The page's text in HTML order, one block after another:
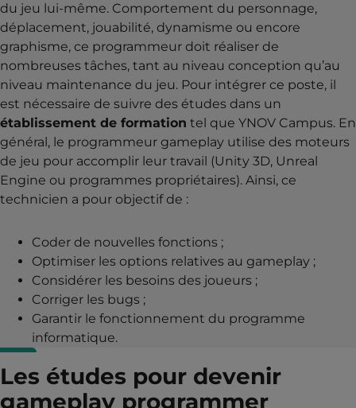
du jeu lui-même. Comportement du personnage,
déplacement, jouabilité, dynamisme ou encore
graphisme, ce programmeur doit réaliser de
nombreuses tâches, tant au niveau conception qu’au
niveau maintenance du jeu. Pour intégrer ce poste, il
est nécessaire de suivre des études dans un
établissement de formation tel que YNOV Campus. En
général, le programmeur gameplay utilise des moteurs
de jeu pour accomplir leur travail (Unity 3D, Unreal
Engine ou programmes propriétaires). Ainsi, ce
technicien a pour objectif de :
Coder de nouvelles fonctions ;
Optimiser les options relatives au gameplay ;
Considérer les besoins des joueurs ;
Corriger les bugs ;
Garantir le fonctionnement du programme
informatique.
Les études pour devenir
gameplay programmer